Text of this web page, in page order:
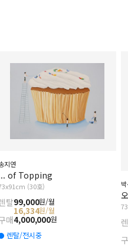
지연
of Topping
(30호)
탈99,000원/월
16,334원/월
매4,000,000원
렌탈/전시중